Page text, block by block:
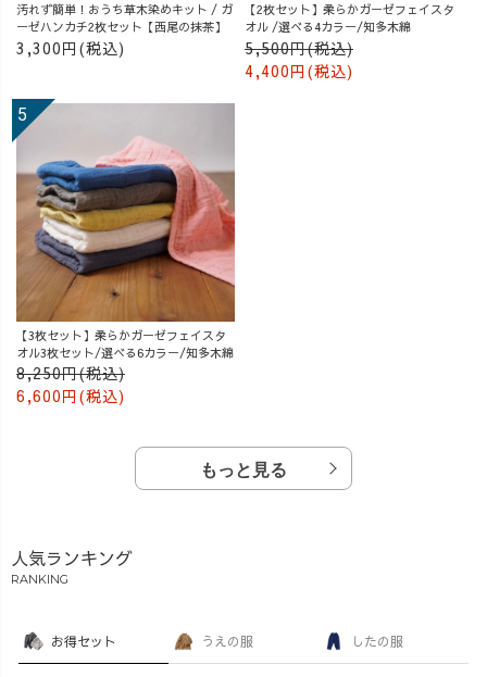
汚れず簡単！おうち草木染めキット / ガ
ーゼハンカチ2枚セット【西尾の抹茶】
3,300円(税込)
【2枚セット】柔らかガーゼフェイスタ
オル /選べる4カラー/知多木綿
5,500円(税込)
4,400円(税込)
【3枚セット】柔らかガーゼフェイスタ
オル3枚セット/選べる6カラー/知多木綿
8,250円(税込)
6,600円(税込)
もっと見る
人気ランキング
RANKING
お得セット うえの服 したの服